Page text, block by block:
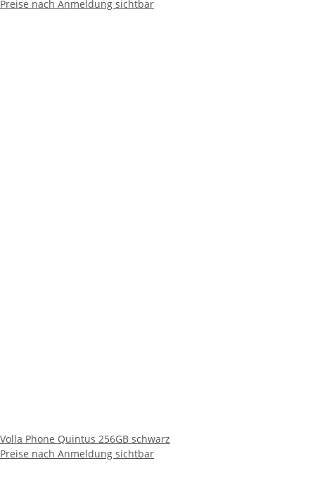
Preise nach Anmeldung sichtbar
Volla Phone Quintus 256GB schwarz
Preise nach Anmeldung sichtbar